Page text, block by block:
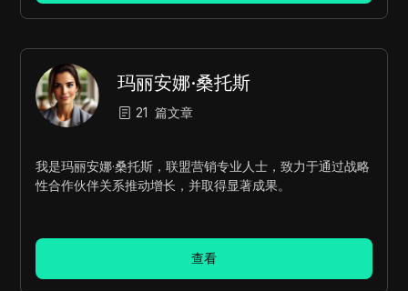
玛丽安娜·桑托斯
21 篇文章
我是玛丽安娜·桑托斯，联盟营销专业人士，致力于通过战略
性合作伙伴关系推动增长，并取得显著成果。
查看